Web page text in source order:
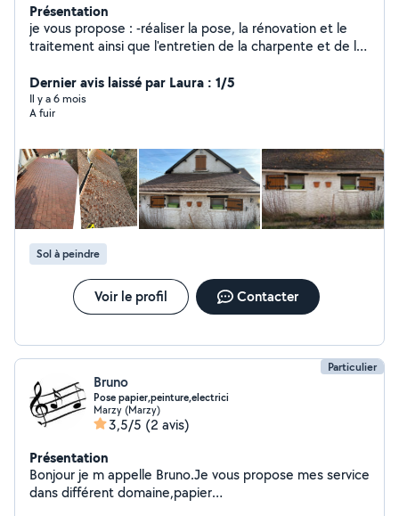
Présentation
je vous propose : -réaliser la pose, la rénovation et le
traitement ainsi que l'entretien de la charpente et de la
la toiture -poser des gouttières -réaliser le montage de
tuiles photovoltaïques -nettoyage de vos façades /
murets ect ainsi que -la tonte de vos jardin , de tailler
Dernier avis laissé par Laura : 1/5
Il y a 6 mois
A fuir
Sol à peindre
Voir le profil Contacter
Particulier
Bruno
Pose papier,peinture,electrici
Marzy (Marzy)
3,5/5 (2 avis)
Présentation
Bonjour je m appelle Bruno.Je vous propose mes service
dans différent domaine,papier